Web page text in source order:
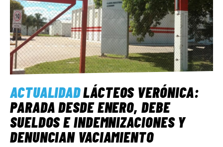
ACTUALIDADLÁCTEOS VERÓNICA:
PARADA DESDE ENERO, DEBE
SUELDOS E INDEMNIZACIONES Y
DENUNCIAN VACIAMIENTO